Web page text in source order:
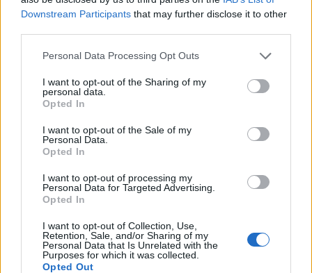
Downstream Participants that may further disclose it to other
Personal Data Processing Opt Outs
I want to opt-out of the Sharing of my
personal data.
Opted In
I want to opt-out of the Sale of my
Personal Data.
Opted In
I want to opt-out of processing my
Personal Data for Targeted Advertising.
Opted In
I want to opt-out of Collection, Use,
Retention, Sale, and/or Sharing of my
Personal Data that Is Unrelated with the
Purposes for which it was collected.
Opted Out
Po 297. členu Kazenskega zakonika je
posameznik kazensko odgovoren za javno spodbujanje
sovraštva, nasilja ali nestrpnosti. Komentarji z žaljivimi,
rasističnimi, diskriminatornimi ali nezakonitimi vsebinami
Failed to fetch
Prihajajoči dogodki
8 08:00
8
Spider-Man: Nov dan
AVG
8
Fuj, gosenica!
10:00